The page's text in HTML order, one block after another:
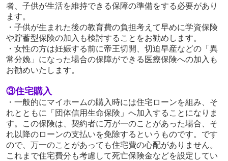
者、子供が生活を維持できる保障の準備をする必要があり
ます。
・子供が生まれた後の教育費の負担考えて早めに学資保険
や貯蓄型保険の加入も検討することをお勧めします。
・女性の方は妊娠する前に帝王切開、切迫早産などの「異
常分娩」になった場合の保障ができる医療保険への加入も
お勧めいたします。
③住宅購入
・ 一般的にマイホームの購入時には住宅ローンを組み、そ
れとともに「団体信用生命保険」へ加入することになりま
す。
この保険は、契約者に万が一のことがあった場合、そ
れ以降のローンの支払いを免除するというものです。です
ので、 万一のことがあっても住宅費の心配がありません。
これまで住宅費分も考慮して死亡保険金などを設定してい